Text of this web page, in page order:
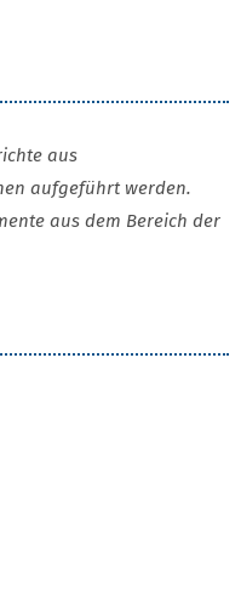
aus
aufgeführt werden.
aus dem Bereich der